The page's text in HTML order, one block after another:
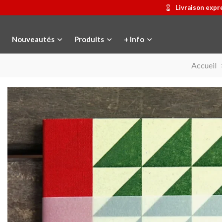
Livraison
Nouveautés Produits + Info
Accueil
Médaille commémorative Gaudí
Afficher plus
Motxilla Stivibags